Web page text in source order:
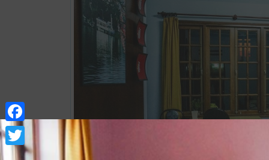
Facebook
Twitter